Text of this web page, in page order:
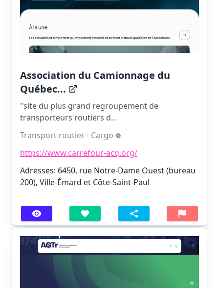
Association du Camionnage du
Québec...
"site du plus grand regroupement de
transporteurs routiers d...
Transport routier - Cargo
https://www.carrefour-acq.org/
Adresses: 6450, rue Notre-Dame Ouest (bureau
200), Ville-Émard et Côte-Saint-Paul